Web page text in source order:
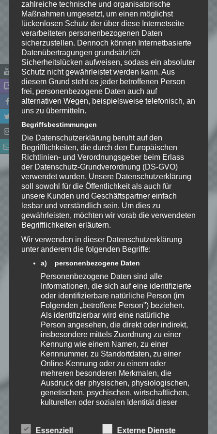
Name*
E-Mail-Adresse*
Website
*Ich habe die
Datenschutzerklärungzur
Kenntnis genommen. Ich stimme
zu, dass meine Angaben dauerhaft
gespeichert werden.
Benachrichtige mich über
nachfolgende Kommentare via E-
Mail.
Benachrichtige mich über neue
Beiträge via E-Mail.
Speedy
Ich spiele leidenschaftlich
gerne Strategie, Aufbau und
Puzzle-Spiele. Als Gründer
von Kellerkind.org biete ich
Berichte zu meinen Spiele-Favoriten und
Tutorials zu Themen rund um Web-
Entwicklung.
Erfahre mehr über Speedy auf:
zahlreiche technische und organisatorische
Maßnahmen umgesetzt, um einen möglichst
lückenlosen Schutz der über diese Internetseite
verarbeiteten personenbezogenen Daten
sicherzustellen. Dennoch können Internetbasierte
Datenübertragungen grundsätzlich
Sicherheitslücken aufweisen, sodass ein absoluter
Schutz nicht gewährleistet werden kann. Aus
diesem Grund steht es jeder betroffenen Person
frei, personenbezogene Daten auch auf
alternativen Wegen, beispielsweise telefonisch, an
uns zu übermitteln.
Begriffsbestimmungen
Die Datenschutzerklärung beruht auf den
Begrifflichkeiten, die durch den Europäischen
Richtlinien- und Verordnungsgeber beim Erlass
der Datenschutz-Grundverordnung (DS-GVO)
verwendet wurden. Unsere Datenschutzerklärung
soll sowohl für die Öffentlichkeit als auch für
unsere Kunden und Geschäftspartner einfach
lesbar und verständlich sein. Um dies zu
gewährleisten, möchten wir vorab die verwendeten
Begrifflichkeiten erläutern.
Wir verwenden in dieser Datenschutzerklärung
unter anderem die folgenden Begriffe:
a) personenbezogene Daten
Personenbezogene Daten sind alle
Informationen, die sich auf eine identifizierte
oder identifizierbare natürliche Person (im
Folgenden „betroffene Person") beziehen.
Als identifizierbar wird eine natürliche
Person angesehen, die direkt oder indirekt,
insbesondere mittels Zuordnung zu einer
Kennung wie einem Namen, zu einer
Kennnummer, zu Standortdaten, zu einer
Online-Kennung oder zu einem oder
mehreren besonderen Merkmalen, die
Ausdruck der physischen, physiologischen,
genetischen, psychischen, wirtschaftlichen,
kulturellen oder sozialen Identität dieser
Essenziell Externe Dienste